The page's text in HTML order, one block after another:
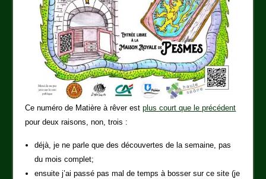
Ce numéro de Matière à rêver estplus court que le précédent
pour deux raisons, non, trois :
déjà, je ne parle que des découvertes de la semaine, pas
du mois complet;
ensuite j’ai passé pas mal de temps à bosser sur ce site (je